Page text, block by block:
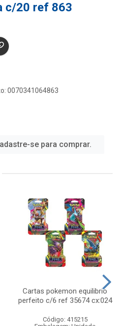
c/20 ref 863
0070341064863
se para comprar.
Cartas pokemon equilibrio
perfeito c/6 ref 35674 cx:024
Código: 415215